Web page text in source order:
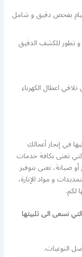
بفحص دقيق و شامل
تطور للكشف الدقيق
اعطال الكهرباء
في إنجاز أعمالك
تعنى بكافة خدمات
صيانة، نعنى بتوفير
و مواد الإنارة،
لكم.
نسعى الى تلبيتها
النوعيات.